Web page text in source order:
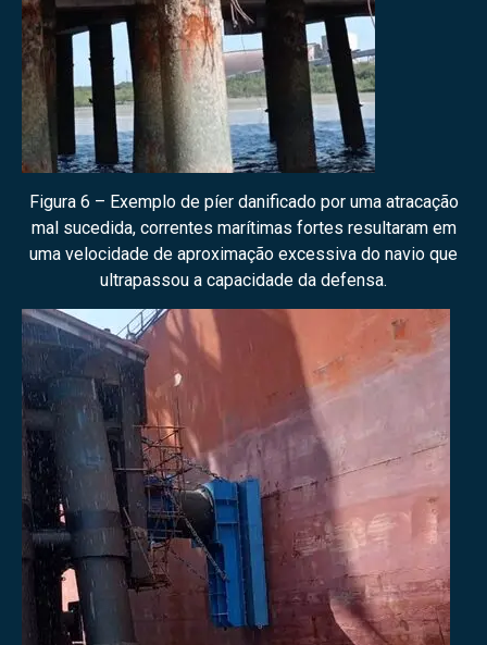
Figura 6 – Exemplo de píer danificado por uma atracação
mal sucedida, correntes marítimas fortes resultaram em
uma velocidade de aproximação excessiva do navio que
ultrapassou a capacidade da defensa.